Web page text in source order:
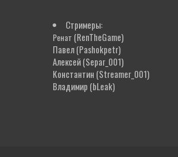
Стримеры:
Ренат (RenTheGame)
Павел(Pashokpetr)
Алексей(Separ_001)
Константин (Streamer_001)
Владимир (bLeak)